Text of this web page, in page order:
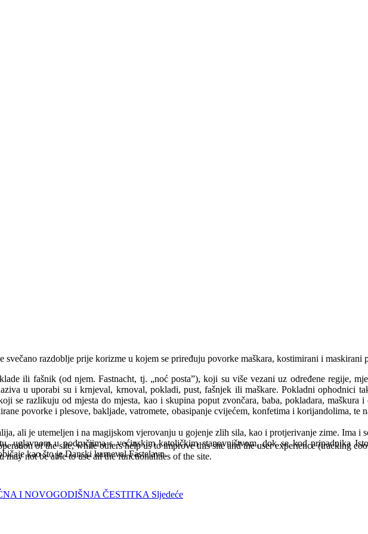
razdoblje prije korizme u kojem se priređuju povorke maškara, kostimirani i maskirani
ili fašnik (od njem. Fastnacht, tj. „noć posta”), koji su više vezani uz određene regije,
u uporabi su i krnjeval, krnoval, pokladi, pust, fašnjek ili maškare. Pokladni ophodnici
se razlikuju od mjesta do mjesta, kao i skupina poput zvončara, baba, pokladara, maškura
povorke i plesove, bakljade, vatromete, obasipanje cvijećem, konfetima i korijandolima, te
ali je utemeljen i na magijskom vjerovanju u gojenje zlih sila, kao i protjerivanje zime. Ima i
uglavnom u područjima s većinskim katoličkim stanovništvom, dok se kod pripadnika
kao što je Danski karneval Fastelavn.
I NOVOGODIŠNJA ČESTITKA Sljedeće
of the site, while others help us to improve this site and the user experience (tracking
not be able to use all the functionalities of the site.